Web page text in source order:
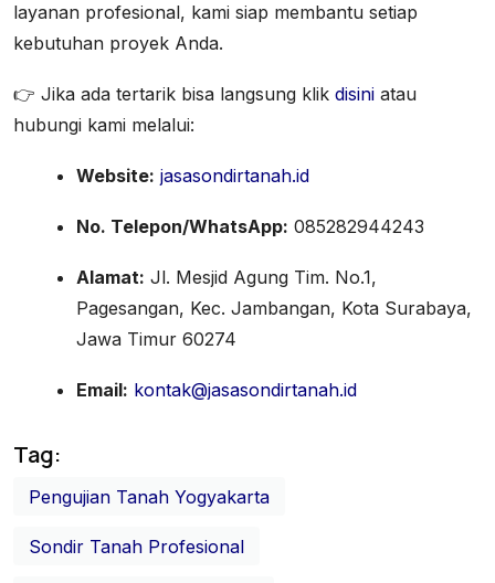
layanan profesional, kami siap membantu setiap
kebutuhan proyek Anda.
👉 Jika ada tertarik bisa langsung klik disini atau
hubungi kami melalui:
Website: jasasondirtanah.id
No. Telepon/WhatsApp: 085282944243
Alamat: Jl. Mesjid Agung Tim. No.1,
Pagesangan, Kec. Jambangan, Kota Surabaya,
Jawa Timur 60274
Email: kontak@jasasondirtanah.id
Tag:
Pengujian Tanah Yogyakarta
Sondir Tanah Profesional